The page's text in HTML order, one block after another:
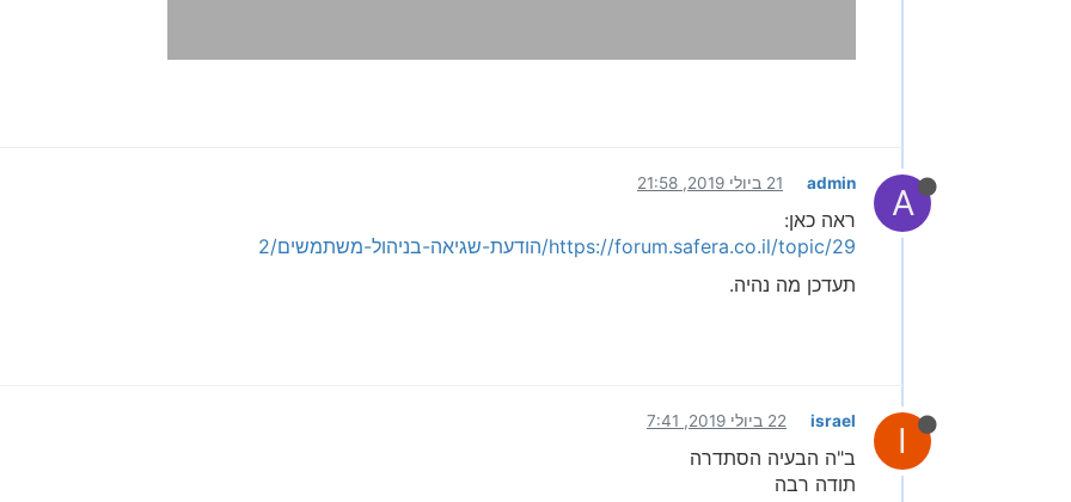
A
admin 21 ביולי 2019, 21:58
ראה כאן:
https://forum.safera.co.il/topic/29/הודעת-שגיאה-בניהול-משתמשים/2
תעדכן מה נהיה.
I
israel 22 ביולי 2019, 7:41
ב"ה הבעיה הסתדרה
תודה רבה